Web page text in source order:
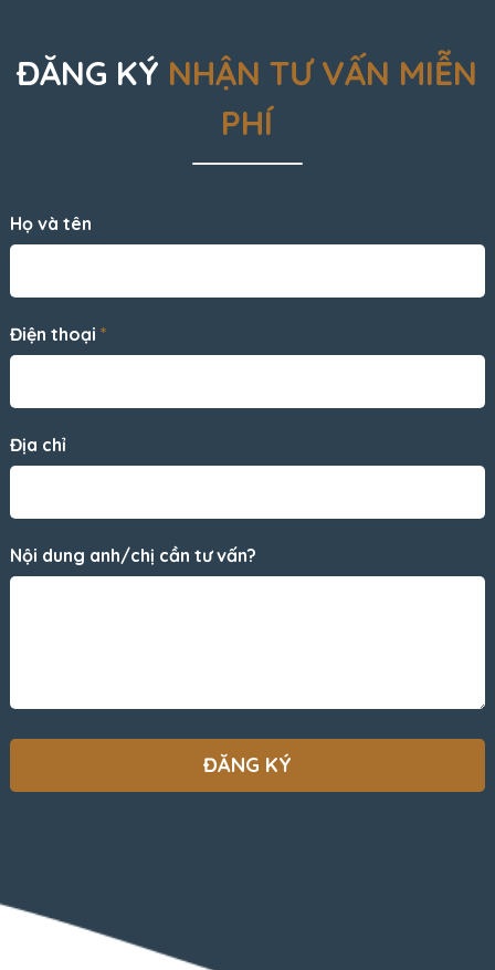
ĐĂNG KÝ NHẬN TƯ VẤN MIỄN
PHÍ
Họ và tên
Điện thoại *
Địa chỉ
Nội dung anh/chị cần tư vấn?